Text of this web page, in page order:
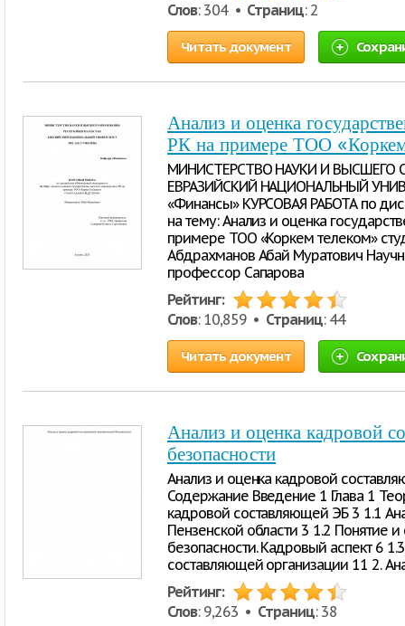
Слов: 304 • Страниц: 2
Читать документ
Анализ и оценка
РК на примере ТОО
МИНИСТЕРСТВО НАУКИ И ВЫСШЕГО
ЕВРАЗИЙСКИЙ НАЦИОНАЛЬНЫЙ
«Финансы» КУРСОВАЯ РАБОТА по
на тему: Анализ и оценка
примере ТОО «Коркем телеком»
Абдрахманов Абай Муратович
профессор Сапарова
Рейтинг:
Слов: 10,859 • Страниц: 44
Читать документ
Анализ и оценка кадровой
безопасности
Анализ и оценка кадровой
Содержание Введение 1 Глава 1
кадровой составляющей ЭБ 3 1.1
Пензенской области 3 1.2 Понятие
безопасности. Кадровый аспект 6
составляющей организации 11 2.
Рейтинг:
Слов: 9,263 • Страниц: 38